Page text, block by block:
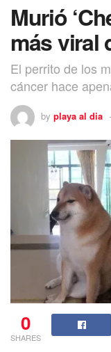
Murió
más viral
El perrito de los
cáncer hace
by playa al dia
0
SHARES